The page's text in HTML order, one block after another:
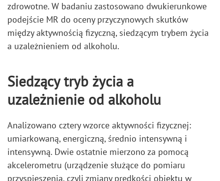
zdrowotne. W badaniu zastosowano dwukierunkowe
podejście MR do oceny przyczynowych skutków
między aktywnością fizyczną, siedzącym trybem życia
a uzależnieniem od alkoholu.
Siedzący tryb życia a
uzależnienie od alkoholu
Analizowano cztery wzorce aktywności fizycznej:
umiarkowaną, energiczną, średnio intensywną i
intensywną. Dwie ostatnie mierzono za pomocą
akcelerometru (urządzenie służące do pomiaru
przyspieszenia, czyli zmiany prędkości obiektu w